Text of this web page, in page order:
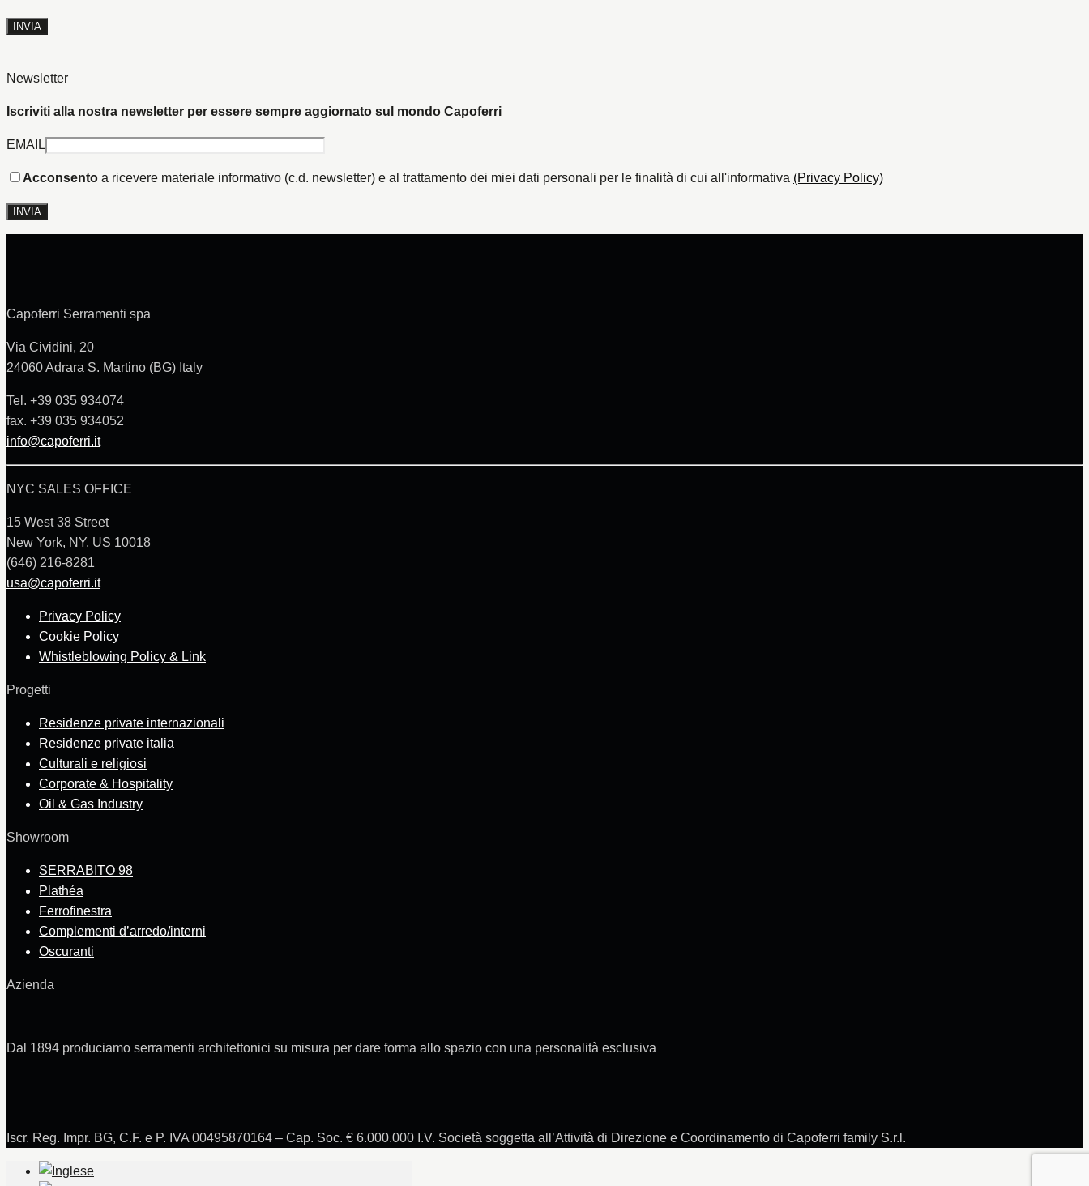
Newsletter
Iscriviti alla nostra newsletter per essere sempre aggiornato sul mondo Capoferri
EMAIL
Acconsento a ricevere materiale informativo (c.d. newsletter) e al trattamento dei miei dati personali per le finalità di cui all'informativa (Privacy Policy)
Capoferri Serramenti spa
Via Cividini, 20
24060 Adrara S. Martino (BG) Italy
Tel. +39 035 934074
fax. +39 035 934052
info@capoferri.it
NYC SALES OFFICE
15 West 38 Street
New York, NY, US 10018
(646) 216-8281
usa@capoferri.it
Privacy Policy
Cookie Policy
Whistleblowing Policy & Link
Progetti
Residenze private internazionali
Residenze private italia
Culturali e religiosi
Corporate & Hospitality
Oil & Gas Industry
Showroom
SERRABITO 98
Plathéa
Ferrofinestra
Complementi d’arredo/interni
Oscuranti
Azienda
Dal 1894 produciamo serramenti architettonici su misura per dare forma allo spazio con una personalità esclusiva
Iscr. Reg. Impr. BG, C.F. e P. IVA 00495870164 – Cap. Soc. € 6.000.000 I.V. Società soggetta all’Attività di Direzione e Coordinamento di Capoferri family S.r.l.